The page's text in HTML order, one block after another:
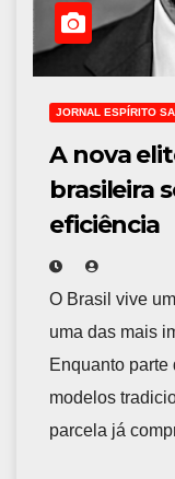
JORNAL ESPÍRITO
A nova
brasileira
eficiência
O Brasil vive
uma das mais
Enquanto
modelos
parcela já